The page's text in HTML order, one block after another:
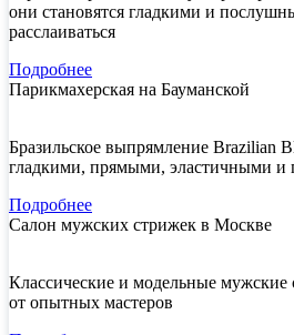
они становятся гладкими и
расслаиваться
Подробнее
Парикмахерская на Бауманской
Бразильское выпрямление Brazilian
гладкими, прямыми, эластичными
Подробнее
Салон мужских стрижек в Москве
Классические и модельные
от опытных мастеров